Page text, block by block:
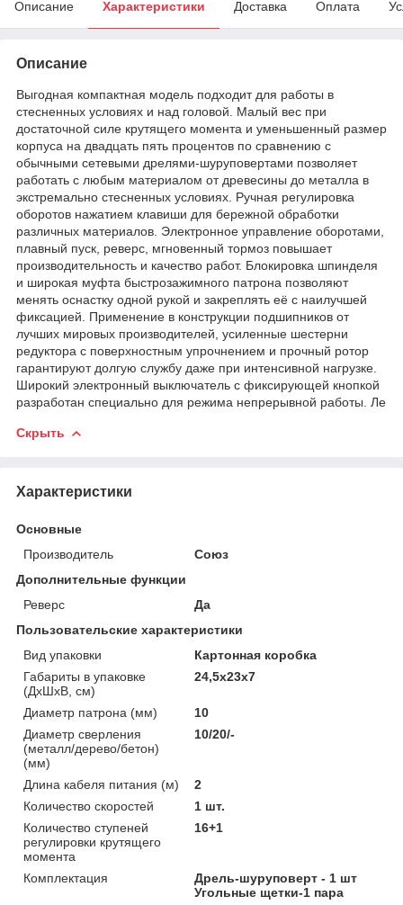
Описание Характеристики Доставка Оплата
Описание
Выгодная компактная модель подходит для работы в
стесненных условиях и над головой. Малый вес при
достаточной силе крутящего момента и уменьшенный размер
корпуса на двадцать пять процентов по сравнению с
обычными сетевыми дрелями-шуруповертами позволяет
работать с любым материалом от древесины до металла в
экстремально стесненных условиях. Ручная регулировка
оборотов нажатием клавиши для бережной обработки
различных материалов. Электронное управление оборотами,
плавный пуск, реверс, мгновенный тормоз повышает
производительность и качество работ. Блокировка шпинделя
и широкая муфта быстрозажимного патрона позволяют
менять оснастку одной рукой и закреплять её с наилучшей
фиксацией. Применение в конструкции подшипников от
лучших мировых производителей, усиленные шестерни
редуктора с поверхностным упрочнением и прочный ротор
гарантируют долгую службу даже при интенсивной нагрузке.
Широкий электронный выключатель с фиксирующей кнопкой
разработан специально для режима непрерывной работы. Ле
Скрыть
Характеристики
Основные
Производитель
Союз
Дополнительные функции
Реверс
Да
Пользовательские характеристики
Вид упаковки
Картонная коробка
Габариты в упаковке
(ДхШхВ, см)
24,5x23x7
Диаметр патрона (мм)
10
Диаметр сверления
(металл/дерево/бетон)
(мм)
10/20/-
Длина кабеля питания (м)
2
Количество скоростей
1 шт.
Количество ступеней
регулировки крутящего
момента
16+1
Комплектация
Дрель-шуруповерт - 1 шт
Угольные щетки-1 пара